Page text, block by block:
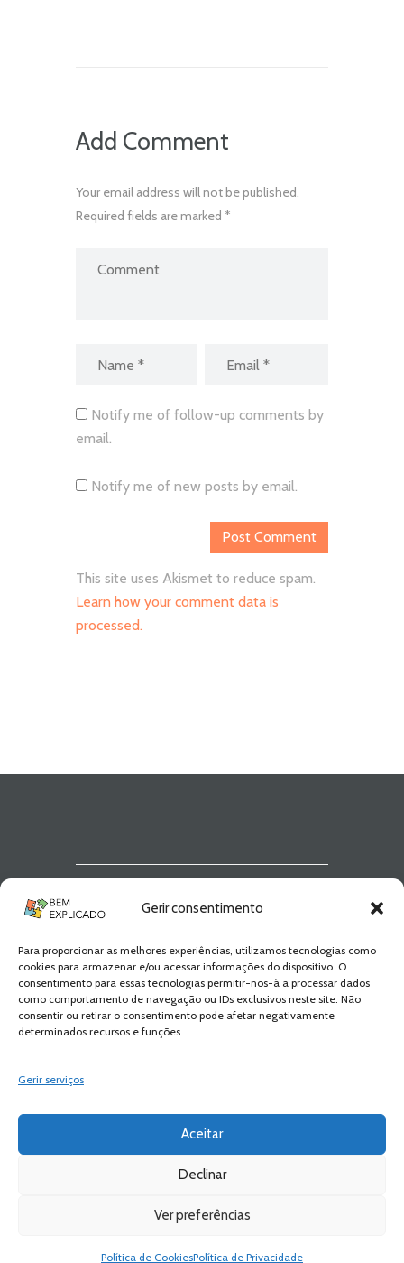
Gerir consentimento
Para proporcionar as melhores experiências, utilizamos tecnologias como
cookies para armazenar e/ou acessar informações do dispositivo. O
consentimento para essas tecnologias permitir-nos-à a processar dados
como comportamento de navegação ou IDs exclusivos neste site. Não
consentir ou retirar o consentimento pode afetar negativamente
determinados recursos e funções.
Gerir serviços
Aceitar
Declinar
Ver preferências
Política de CookiesPolítica de Privacidade
Add Comment
Your email address will not be published.
Required fields are marked *
Notify me of follow-up comments by
email.
Notify me of new posts by email.
This site uses Akismet to reduce spam.
Learn how your comment data is
processed.
Newsletter Bem
Explicado
Fica a par de todas as novidades! Zero
Spam, apenas novidades e novos
conteúdos!
Bem Explicado © 2026 All Rights Reserved